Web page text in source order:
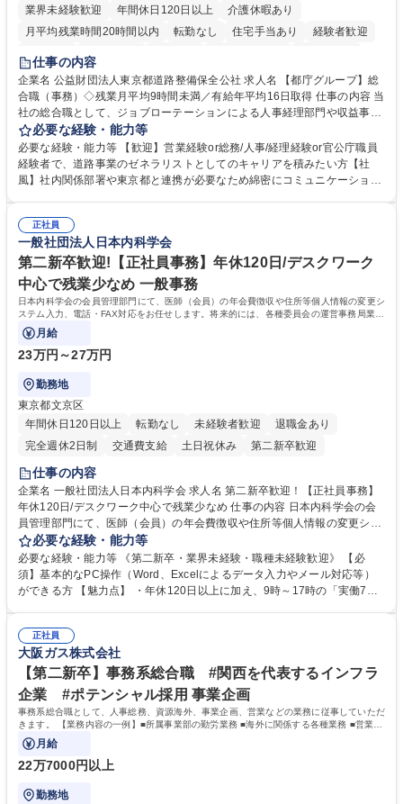
業界未経験歓迎
年間休日120日以上
介護休暇あり
月平均残業時間20時間以内
転勤なし 住宅手当あり
経験者歓迎
研修あり
退職金あり
駅近5分以内
資格取得手当あり 食事補助あり
仕事の内容
企業名 公益財団法人東京都道路整備保全公社 求人名 【都庁グループ】総
合職（事務）◇残業月平均9時間未満／有給年平均16日取得 仕事の内容 当
社の総合職として、ジョブローテーションによる人事経理部門や収益事業
等のフロント部門の部署等幅広い部署での業務をお任せいたします。研修
制度やキャリア支援が充実しております！ ※下記業務詳細 【業務詳細】■
管理部門：広報、人事、経理など当公社の運営に係る管理業務 ■収益部
門：駐車場の新規開拓、管理運営、新宿駅西口広場の「イベントコーナ
道路施設や道路工事現場の見学ツアー事業 ※入社後は上記いずれかの部門
へ配属。※業務内容変更の範囲：会社の定める業務 募集職種 【都庁グル
ープ】総合職（事務）◇残業月平均9時間未満／有給年平均16日取得
必要な経験・能力等
必要な経験・能力等 【歓迎】営業経験or総務/人事/経理経験or官公庁職員
経験者で、道路事業のゼネラリストとしてのキャリアを積みたい方【社
風】社内関係部署や東京都と連携が必要なため綿密にコミュニケーション
部門など多岐に渡る業務を経験できます。 ■様々なプロジェクト：駐車場
事業の他、新宿駅西口広場内に設置された照明を兼ねた広告「ブライトサ
イン」の管理運営を行うなど、事業収益を生み出す活動を積極的に行って
います。 学歴・資格 学歴：大学院 大学 高専 短大 専修学校 高校 語学力：
資格：
正社員
一般社団法人日本内科学会
第二新卒歓迎!【正社員事務】年休120日/デスクワーク
中心で残業少なめ 一般事務
日本内科学会の会員管理部門にて、医師（会員）の年会費徴収や住所等個人情報の変更シ
ステム入力、電話・FAX対応をお任せします。将来的には、各種委員会の運営事務局業務
などにも幅広く携わっていただきます。
月給
23万円～27万円
勤務地
東京都文京区
年間休日120日以上
転勤なし 未経験者歓迎
退職金あり
完全週休2日制
交通費支給 土日祝休み 第二新卒歓迎
仕事の内容
企業名 一般社団法人日本内科学会 求人名 第二新卒歓迎！【正社員事務】
年休120日/デスクワーク中心で残業少なめ 仕事の内容 日本内科学会の会
員管理部門にて、医師（会員）の年会費徴収や住所等個人情報の変更シス
テム入力、電話・FAX対応をお任せします。将来的には、各種委員会の運
営事務局業務などにも幅広く携わっていただきます。 【会員管理・データ
入力業務】 ・医師（会員）の住所変更、個人情報のシステム登録・更新
・年会費の徴収管理や入金データの照合確認 【問い合わせ対応】 ・会員
年休120日/デスクワーク中心で残業少なめ
必要な経験・能力等
必要な経験・能力等 《第二新卒・業界未経験・職種未経験歓迎》 【必
須】基本的なPC操作（Word、Excelによるデータ入力やメール対応等）
ができる方 【魅力点】 ・年休120日以上に加え、9時～17時の「実働7時
整、資料作成、当日の運営サポート 学歴・資格 学歴：大学院 大学 語学
力： 資格：
正社員
大阪ガス株式会社
【第二新卒】事務系総合職 #関西を代表するインフラ
企業 #ポテンシャル採用 事業企画
事務系総合職として、人事総務、資源海外、事業企画、営業などの業務に従事していただ
きます。 【業務内容の一例】■所属事業部の勤労業務 ■海外に関係する各種業務 ■営業部
門の企画スタッフ、ルート営業
月給
22万7000円以上
勤務地